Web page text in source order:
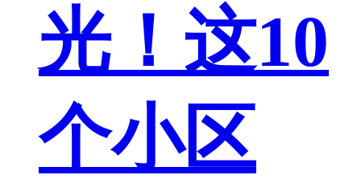
光！这10
个小区